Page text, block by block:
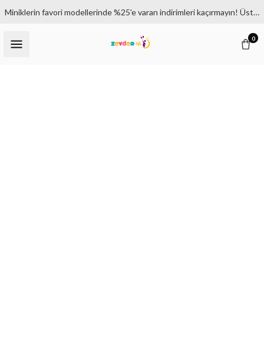
Miniklerin favori modellerinde %25'e varan indirimleri kaçırmayın! Üstelik 1500₺ ve üzeri siparişlerde kargo bedava.
0